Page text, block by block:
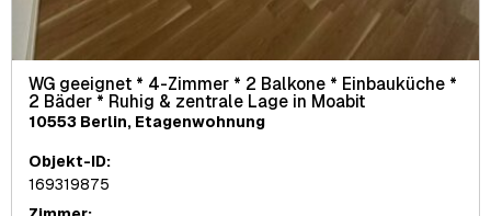
WG geeignet * 4-Zimmer * 2 Balkone * Einbauküche *
2 Bäder * Ruhig & zentrale Lage in Moabit
10553 Berlin, Etagenwohnung
Objekt-ID:
169319875